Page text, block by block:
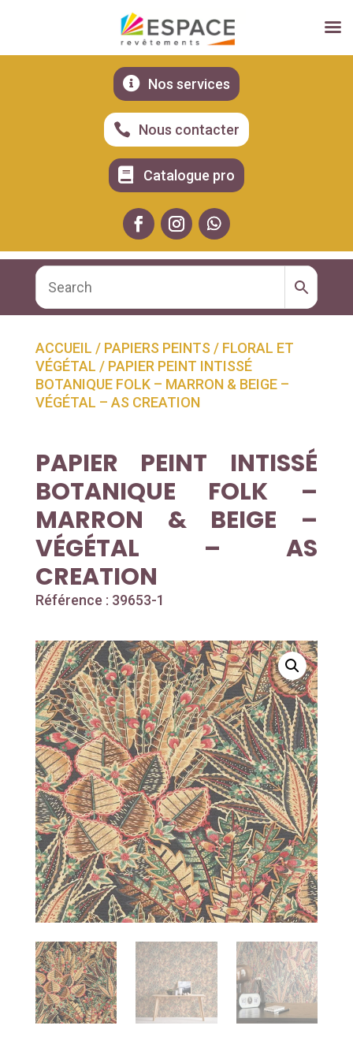
 Nos services
 Nous contacter
 Catalogue pro
ACCUEIL / PAPIERS PEINTS / FLORAL ET
VÉGÉTAL / PAPIER PEINT INTISSÉ
BOTANIQUE FOLK – MARRON & BEIGE –
VÉGÉTAL – AS CREATION
PAPIER PEINT INTISSÉ
BOTANIQUE FOLK –
MARRON & BEIGE –
VÉGÉTAL – AS
CREATION
Référence : 39653-1